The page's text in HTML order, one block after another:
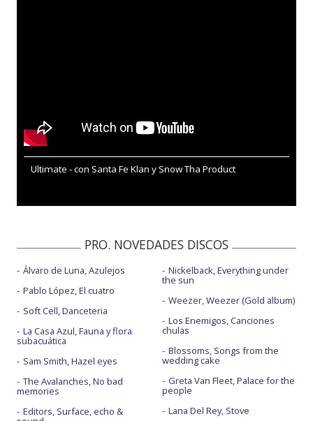
Ultimate - con Santa Fe Klan y Snow Tha Product
PRO. NOVEDADES DISCOS
Álvaro de Luna, Azulejos
Pablo López, El cuatro
Soft Cell, Danceteria
La Casa Azul, Fauna y flora
subacuática
Sam Smith, Hazel eyes
The Avalanches, No bad
memories
Editors, Surface, echo &
Nickelback, Everything under
the sun
Weezer, Weezer (Gold album)
Los Enemigos, Canciones
chulas
Blossoms, Songs from the
wedding cake
Greta Van Fleet, Palace for the
people
Lana Del Rey, Stove